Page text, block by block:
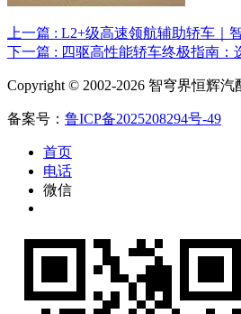
上一篇 : L2+级高速领航辅助轿车｜
下一篇 : 四驱高性能轿车终极指南：
Copyright © 2002-2026 智穹界恒辉
备案号： 鲁ICP备2025208294号-49
首页
电话
微信